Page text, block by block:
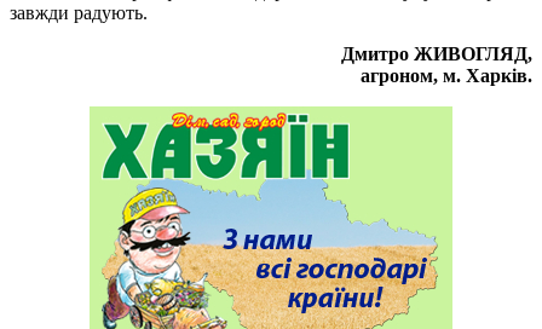
завжди радують.
Дмитро ЖИВОГЛЯД,
агроном, м. Харків.